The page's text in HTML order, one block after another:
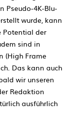
Pseudo-4K-Blu-
wurde, kann
Potential der
sind in
(High Frame
Das kann auch
wir unseren
Redaktion
ausführlich